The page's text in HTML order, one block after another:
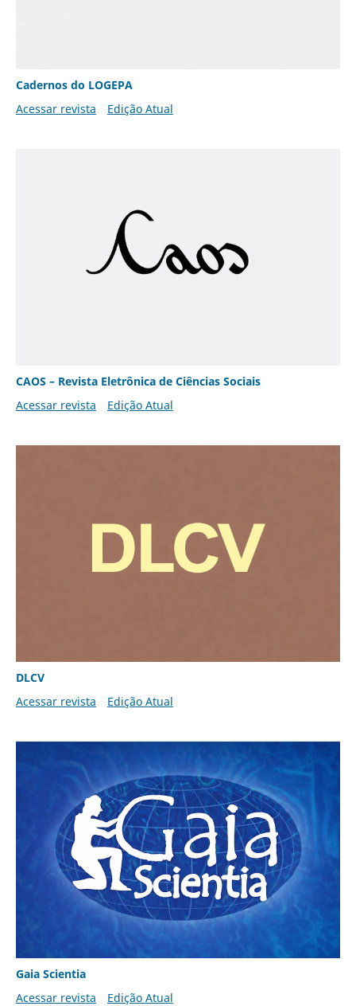
Cadernos do LOGEPA
Acessar revista
Edição Atual
CAOS – Revista Eletrônica de Ciências Sociais
Acessar revista
Edição Atual
DLCV
Acessar revista
Edição Atual
Gaia Scientia
Acessar revista
Edição Atual